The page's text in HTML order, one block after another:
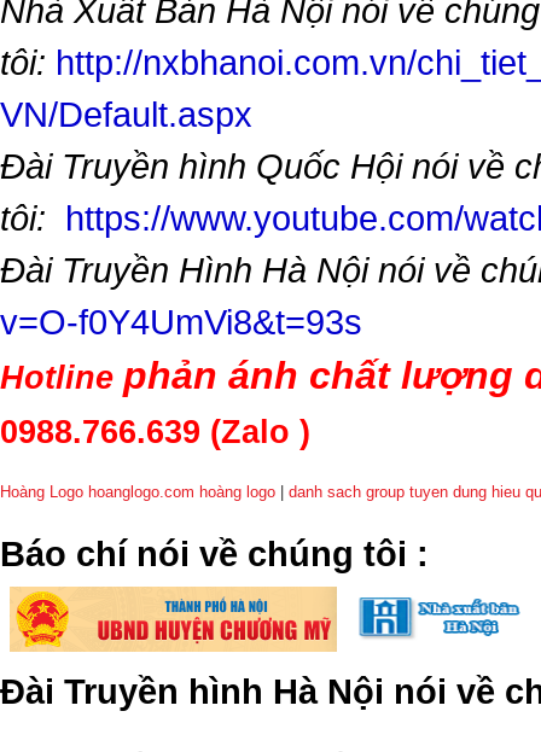
Nhà Xuất Bản Hà Nội nói về chúng
tôi: http://nxbhanoi.com.vn/
VN/Default.aspx
Đài Truyền hình Quốc Hội nói về
tôi: https://www.youtube.com/
Đài Truyền Hình Hà Nội nói về
v=O-f0Y4UmVi8&t=93s
Hotline phản ánh chất lượng
0988.766.639 (Zalo )
Hoàng Logo hoanglogo.com hoàng logo danh sach group tuyen dung hieu
​Báo chí nói về chúng tôi :
Đài Truyền hình Hà Nội nói về